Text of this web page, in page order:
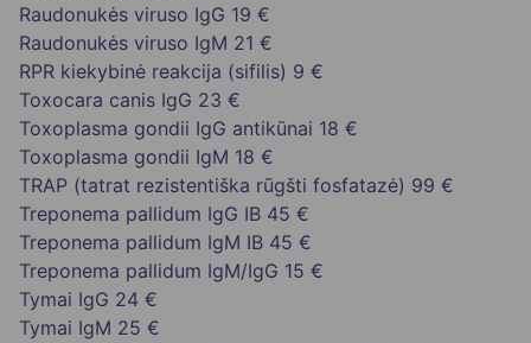
Raudonukės viruso IgG 19 €
Raudonukės viruso IgM 21 €
RPR kiekybinė reakcija (sifilis) 9 €
Toxocara canis IgG 23 €
Toxoplasma gondii IgG antikūnai 18 €
Toxoplasma gondii IgM 18 €
TRAP (tatrat rezistentiška rūgšti fosfatazė) 99 €
Treponema pallidum IgG IB 45 €
Treponema pallidum IgM IB 45 €
Treponema pallidum IgM/IgG 15 €
Tymai IgG 24 €
Tymai IgM 25 €